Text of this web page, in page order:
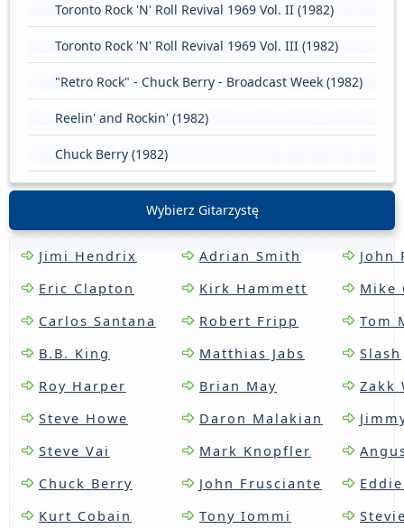
Toronto Rock 'N' Roll Revival 1969 Vol. II (1982)
Toronto Rock 'N' Roll Revival 1969 Vol. III (1982)
"Retro Rock" - Chuck Berry - Broadcast Week (1982)
Reelin' and Rockin' (1982)
Chuck Berry (1982)
Wybierz Gitarzystę
Jimi Hendrix
Eric Clapton
Carlos Santana
B.B. King
Roy Harper
Steve Howe
Steve Vai
Chuck Berry
Kurt Cobain
Adrian Smith
Kirk Hammett
Robert Fripp
Matthias Jabs
Brian May
Daron Malakian
Mark Knopfler
John Frusciante
Tony Iommi
John
Mike
Tom
Slash
Zakk